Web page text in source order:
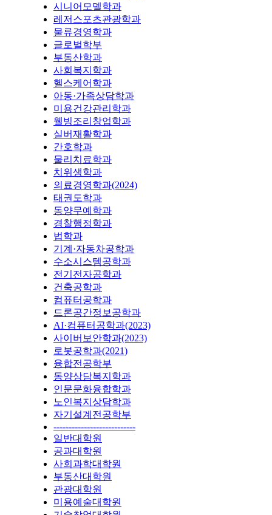
시니어모델학과
레저스포츠관광학과
물류경영학과
글로벌학부
부동산학과
사회복지학과
헬스케어학과
아동·가족상담학과
미용건강관리학과
웰빙조리창업학과
실버재활학과
간호학과
물리치료학과
치위생학과
의료경영학과(2024)
태권도학과
동양무예학과
경찰행정학과
법학과
기계·자동차공학과
수소시스템공학과
전기전자공학과
건축공학과
컴퓨터공학과
드론공간정보공학과
AI·컴퓨터공학과(2023)
사이버보안학과(2023)
로봇공학과(2021)
융합전공학부
동양상담복지학과
인문문화융합학과
노인복지상담학과
자기설계전공학부
---------------------------
일반대학원
공과대학원
사회과학대학원
부동산대학원
관광대학원
미용예술대학원